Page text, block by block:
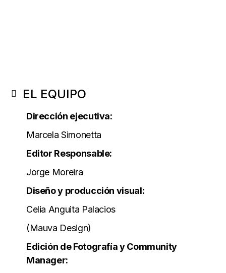
EL EQUIPO
Dirección ejecutiva:
Marcela Simonetta
Editor Responsable:
Jorge Moreira
Diseño y producción visual:
Celia Anguita Palacios
(Mauva Design)
Edición de Fotografía y Community
Manager: